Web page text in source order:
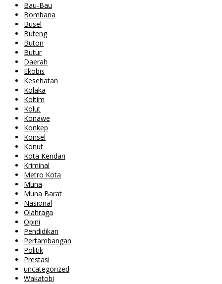
Bau-Bau
Bombana
Busel
Buteng
Buton
Butur
Daerah
Ekobis
Kesehatan
Kolaka
Koltim
Kolut
Konawe
Konkep
Konsel
Konut
Kota Kendari
Kriminal
Metro Kota
Muna
Muna Barat
Nasional
Olahraga
Opini
Pendidikan
Pertambangan
Politik
Prestasi
uncategorized
Wakatobi